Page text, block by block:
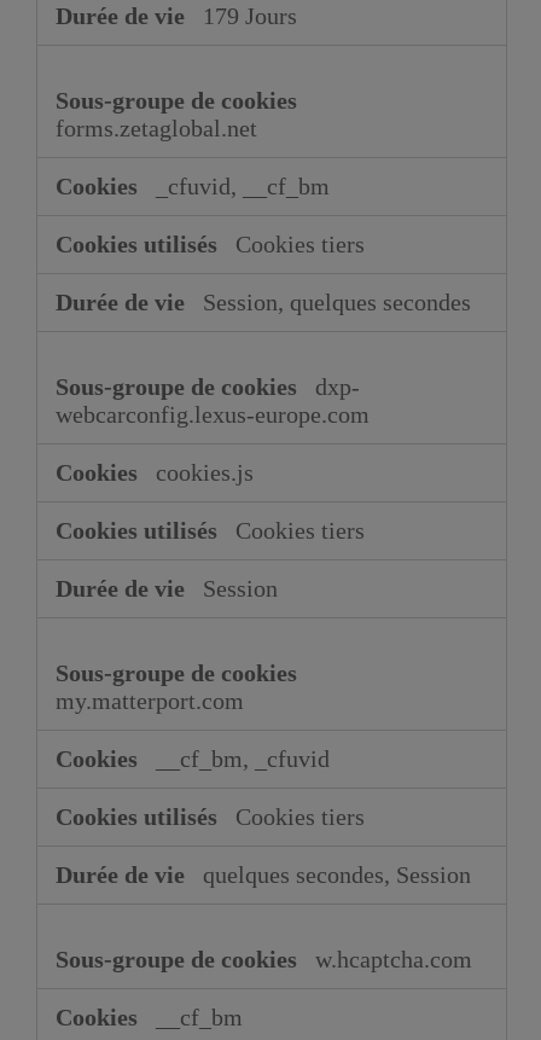
179 Jours
forms.zetaglobal.net
_cfuvid, __cf_bm
Cookies tiers
Session, quelques secondes
dxp-
webcarconfig.lexus-europe.com
cookies.js
Cookies tiers
Session
my.matterport.com
__cf_bm, _cfuvid
Cookies tiers
quelques secondes, Session
w.hcaptcha.com
__cf_bm